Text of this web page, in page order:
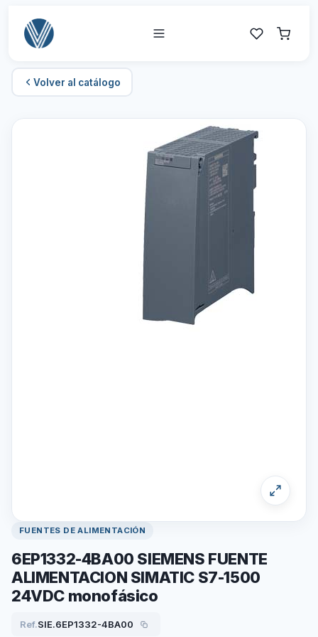
Volver al catálogo
FUENTES DE ALIMENTACIÓN
6EP1332-4BA00 SIEMENS FUENTE
ALIMENTACION SIMATIC S7-1500
24VDC monofásico
Ref.SIE.6EP1332-4BA00